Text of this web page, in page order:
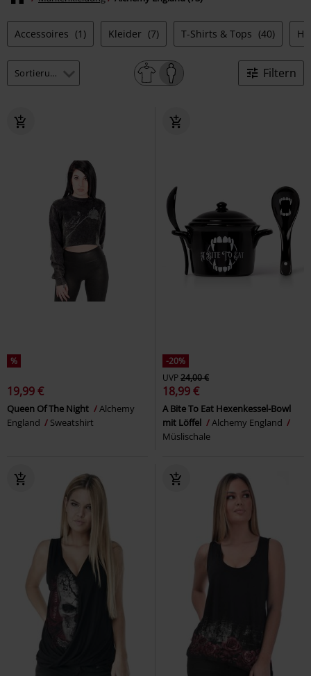
Accessoires (1) Kleider (7) T-Shirts & Tops (40)
Filtern
%
19,99 €
Queen Of The Night
Alchemy
England
Sweatshirt
-20%
UVP24,00 €
18,99 €
A Bite To Eat Hexenkessel-Bowl
mit Löffel
Alchemy England
Müslischale